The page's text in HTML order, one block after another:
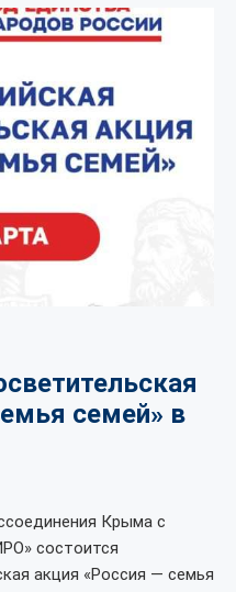
семей» в
Крыма с
состоится
акция «Россия — семья